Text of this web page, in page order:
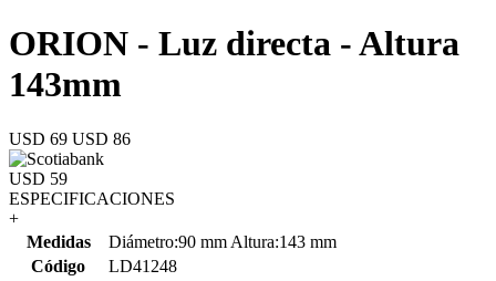
ORION - Luz directa - Altura
143mm
USD 69 USD 86
USD 59
ESPECIFICACIONES
+
Medidas
Diámetro:90 mm Altura:143 mm
Código
LD41248